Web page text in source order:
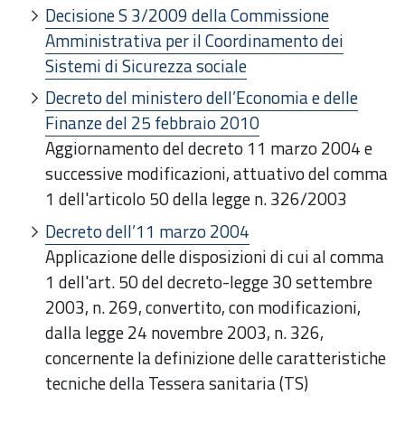
Decisione S 3/2009 della Commissione
Amministrativa per il Coordinamento dei
Sistemi di Sicurezza sociale
Decreto del ministero dell’Economia e delle
Finanze del 25 febbraio 2010
Aggiornamento del decreto 11 marzo 2004 e
successive modificazioni, attuativo del comma
1 dell'articolo 50 della legge n. 326/2003
Decreto dell’11 marzo 2004
Applicazione delle disposizioni di cui al comma
1 dell'art. 50 del decreto-legge 30 settembre
2003, n. 269, convertito, con modificazioni,
dalla legge 24 novembre 2003, n. 326,
concernente la definizione delle caratteristiche
tecniche della Tessera sanitaria (TS)